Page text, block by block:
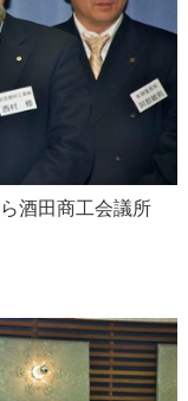
酒田商工会議所